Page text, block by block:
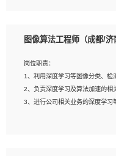
研发管理流程建设经验；
种常用框架和技术Springboot、
常用脚本语言，较丰富的线上系
相关的解决方案，包括视频分析
AI算法框架，对人脸识别、目标
解。具有AI平台级产品/解决方案
6、具备良好的客户意识与沟通
执行力与抗压力强。
图像算法工程师（成都/济
岗位职责：
1、利用深度学习等图像分类、检
2、负责深度学习及算法加速的相
3、进行公司相关业务的深度学习